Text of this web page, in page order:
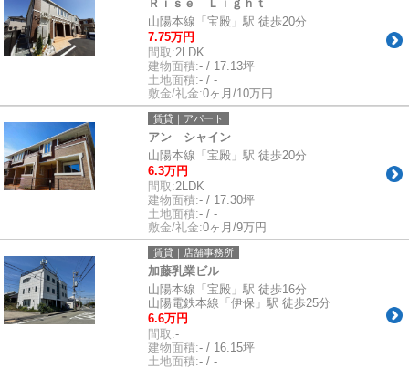
Ｒｉｓｅ Ｌｉｇｈｔ
山陽本線「宝殿」駅 徒歩20分
7.75万円
間取:2LDK
建物面積:- / 17.13坪
土地面積:- / -
敷金/礼金:0ヶ月/10万円
賃貸｜アパート
アン シャイン
山陽本線「宝殿」駅 徒歩20分
6.3万円
間取:2LDK
建物面積:- / 17.30坪
土地面積:- / -
敷金/礼金:0ヶ月/9万円
賃貸｜店舗事務所
加藤乳業ビル
山陽本線「宝殿」駅 徒歩16分
山陽電鉄本線「伊保」駅 徒歩25分
6.6万円
間取:-
建物面積:- / 16.15坪
土地面積:- / -